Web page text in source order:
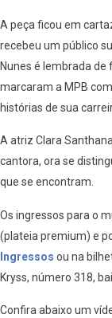
A peça ficou em
recebeu um público
Nunes é lembrada
marcaram a MPB
histórias de sua
A atriz Clara
cantora, ora se
que se encontram.
Os ingressos para o
(plateia premium) e
Ingressos ou na
Kryss, número 318,
Confira abaixo um